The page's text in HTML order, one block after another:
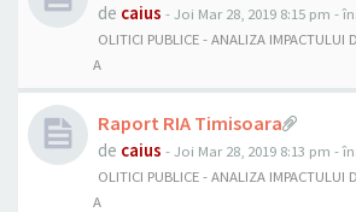
de caius - Joi Mar 28, 2019 8:15 pm - în:
OLITICI PUBLICE - ANALIZA IMPACTULUI
A
Raport RIA Timisoara
de caius - Joi Mar 28, 2019 8:13 pm - în:
OLITICI PUBLICE - ANALIZA IMPACTULUI
A